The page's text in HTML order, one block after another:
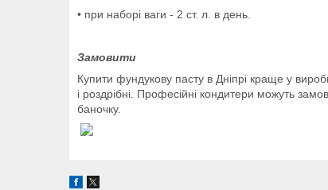
• при наборі ваги - 2 ст. л. в день.
Замовити
Купити фундукову пасту в Дніпрі краще у
і роздрібні. Професійні кондитери можуть
баночку.